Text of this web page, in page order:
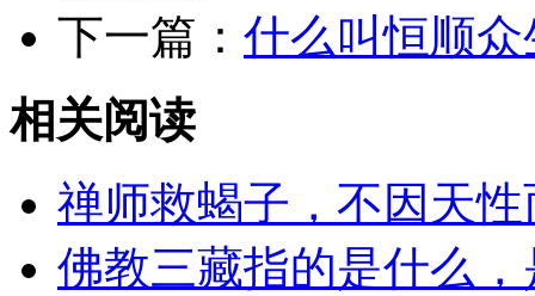
下一篇： 什么叫恒顺
相关阅读
禅师救蝎子，不因天
佛教三藏指的是什么